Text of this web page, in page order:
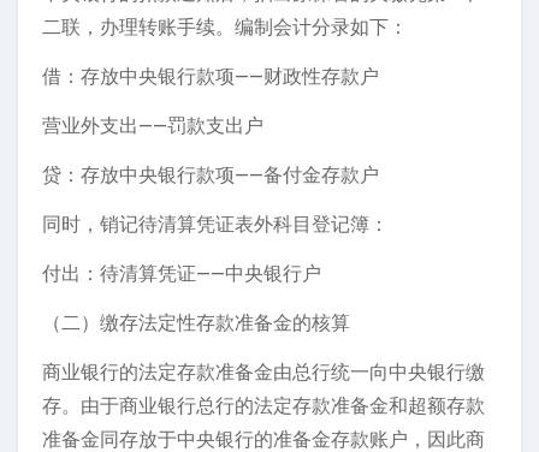
二联，办理转账手续。编制会计分录如下：
借：存放中央银行款项——财政性存款户
营业外支出——罚款支出户
贷：存放中央银行款项——备付金存款户
同时，销记待清算凭证表外科目登记簿：
付出：待清算凭证——中央银行户
（二）缴存法定性存款准备金的核算
商业银行的法定存款准备金由总行统一向中央银行缴
存。由于商业银行总行的法定存款准备金和超额存款
准备金同存放于中央银行的准备金存款账户，因此商